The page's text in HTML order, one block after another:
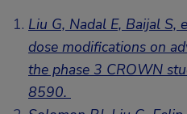
Liu G, Nadal E, Baijal
dose modifications on
the phase 3 CROWN
8590.